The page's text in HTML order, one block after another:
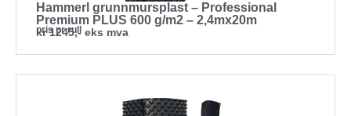
Hammerl grunnmursplast – Professional
Premium PLUS 600 g/m2 – 2,4mx20m
kr 1245,- eks mva
pris pr rull